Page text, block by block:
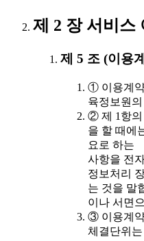
제 2 장 서비스
제 5 조 (이용
① 이용계
육정보원
② 제 1항의
을 할 때에
요로 하는
사항을 전
정보처리
는 것을 말
이나 서면
③ 이용계
체결단위